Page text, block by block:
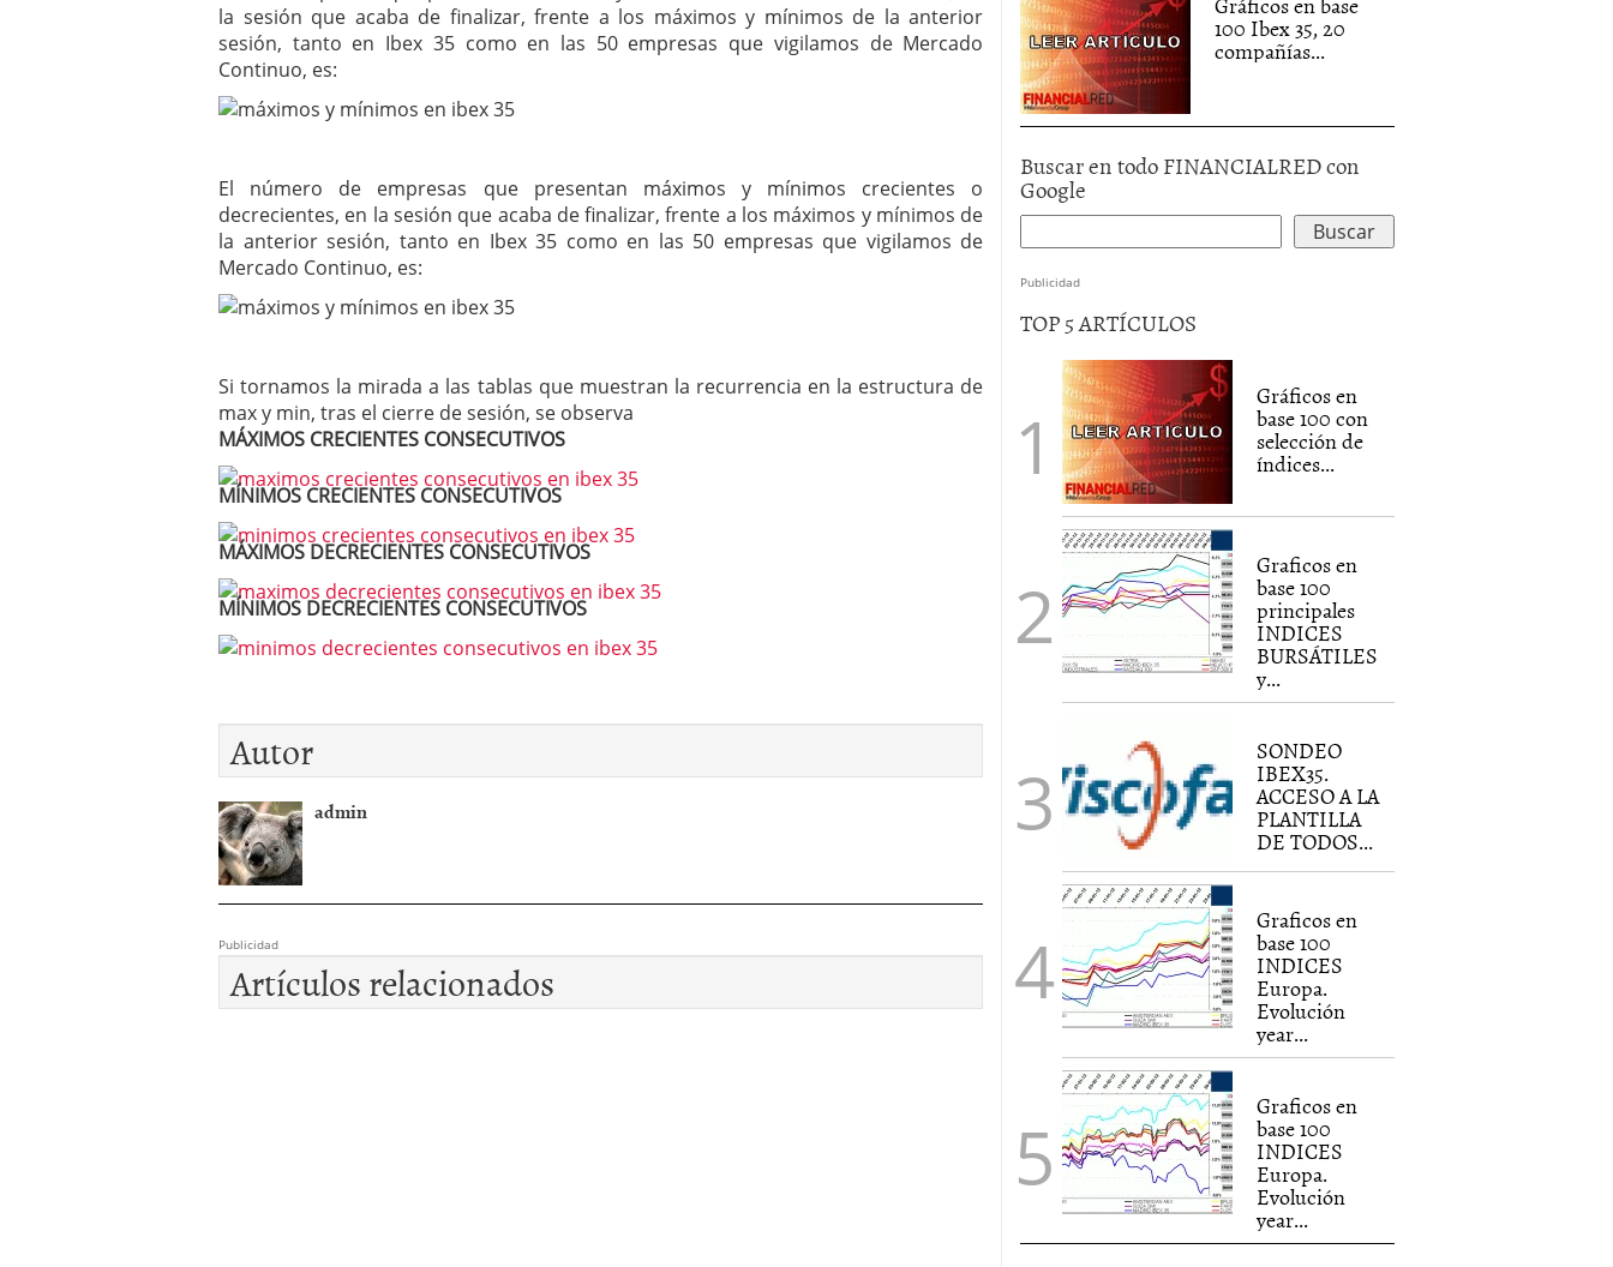
la sesión que acaba de finalizar, frente a los máximos y mínimos de la anterior
sesión, tanto en Ibex 35 como en las 50 empresas que vigilamos de Mercado
Continuo, es:
El número de empresas que presentan máximos y mínimos crecientes o
decrecientes, en la sesión que acaba de finalizar, frente a los máximos y mínimos de
la anterior sesión, tanto en Ibex 35 como en las 50 empresas que vigilamos de
Mercado Continuo, es:
Si tornamos la mirada a las tablas que muestran la recurrencia en la estructura de
max y min, tras el cierre de sesión, se observa
MÁXIMOS CRECIENTES CONSECUTIVOS
MÍNIMOS CRECIENTES CONSECUTIVOS
MÁXIMOS DECRECIENTES CONSECUTIVOS
MÍNIMOS DECRECIENTES CONSECUTIVOS
Autor
admin
Publicidad
Artículos relacionados
100 Ibex 35, 20
compañías...
Buscar en todo FINANCIALRED con
Google
Publicidad
TOP 5 ARTÍCULOS
Gráficos en
base 100 con
selección de
índices...
Graficos en
base 100
principales
INDICES
BURSÁTILES
y...
SONDEO
IBEX35.
ACCESO A LA
PLANTILLA
DE TODOS...
Graficos en
base 100
INDICES
Europa.
Evolución
year...
Graficos en
base 100
INDICES
Europa.
Evolución
year...